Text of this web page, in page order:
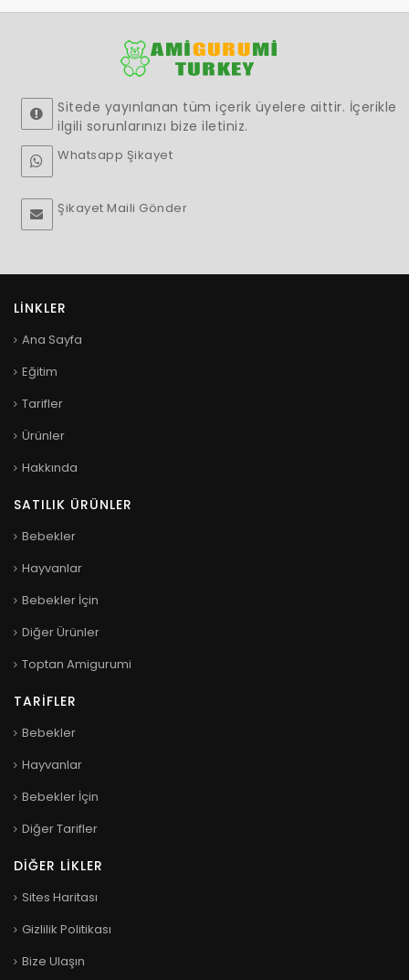
Sitede yayınlanan tüm içerik üyelere aittir. İçerikle
ilgili sorunlarınızı bize iletiniz.
Whatsapp Şikayet
Şikayet Maili Gönder
LINKLER
Ana Sayfa
Eğitim
Tarifler
Ürünler
Hakkında
SATILIK ÜRÜNLER
Bebekler
Hayvanlar
Bebekler İçin
Diğer Ürünler
Toptan Amigurumi
TARIFLER
Bebekler
Hayvanlar
Bebekler İçin
Diğer Tarifler
DIĞER LIKLER
Sites Haritası
Gizlilik Politikası
Bize Ulaşın